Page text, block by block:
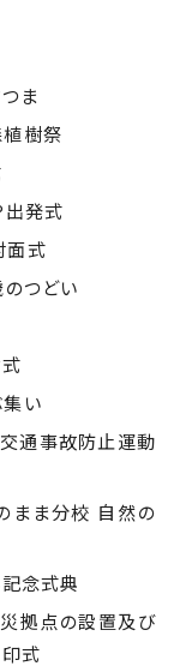
ま
樹祭
発式
面式
つどい
い
通事故防止運動
ま分校 自然の
念式典
拠点の設置及び
式